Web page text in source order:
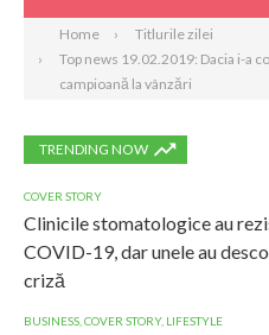
Home
Titlurile zilei
Top news 19.02.2019: Dacia i-a
campioană la vânzări
TRENDING NOW
COVER STORY
Clinicile stomatologice au
COVID-19, dar unele au
criză
BUSINESS COVER STORY, LIFESTYLE